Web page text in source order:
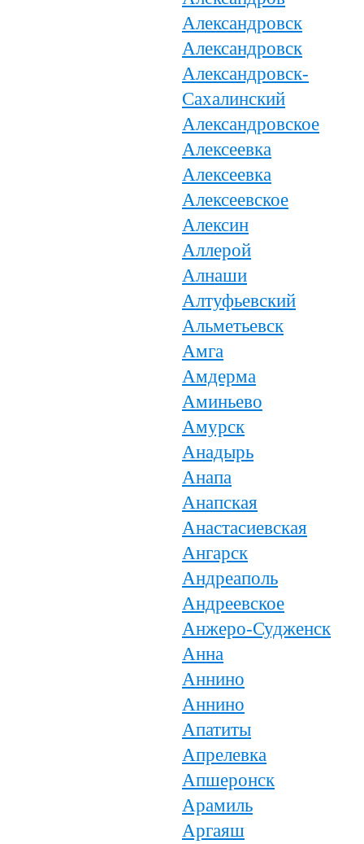
Александровск
Александровск
Александровск-
Сахалинский
Александровское
Алексеевка
Алексеевка
Алексеевское
Алексин
Аллерой
Алнаши
Алтуфьевский
Альметьевск
Амга
Амдерма
Аминьево
Амурск
Анадырь
Анапа
Анапская
Анастасиевская
Ангарск
Андреаполь
Андреевское
Анжеро-Судженск
Анна
Аннино
Аннино
Апатиты
Апрелевка
Апшеронск
Арамиль
Аргаяш